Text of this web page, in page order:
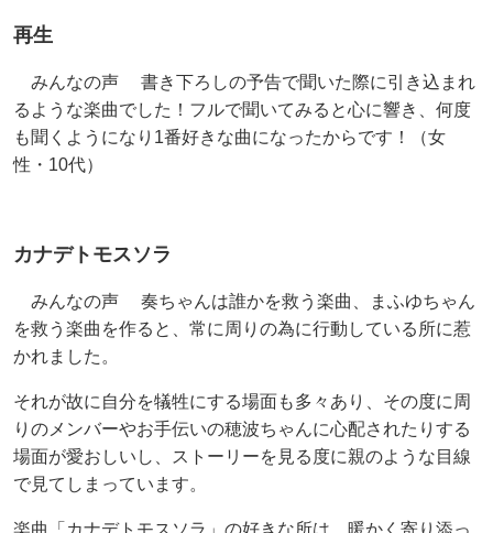
再生
みんなの声 書き下ろしの予告で聞いた際に引き込まれ
るような楽曲でした！フルで聞いてみると心に響き、何度
も聞くようになり1番好きな曲になったからです！（女
性・10代）
カナデトモスソラ
みんなの声 奏ちゃんは誰かを救う楽曲、まふゆちゃん
を救う楽曲を作ると、常に周りの為に行動している所に惹
かれました。
それが故に自分を犠牲にする場面も多々あり、その度に周
りのメンバーやお手伝いの穂波ちゃんに心配されたりする
場面が愛おしいし、ストーリーを見る度に親のような目線
で見てしまっています。
楽曲「カナデトモスソラ」の好きな所は、暖かく寄り添っ